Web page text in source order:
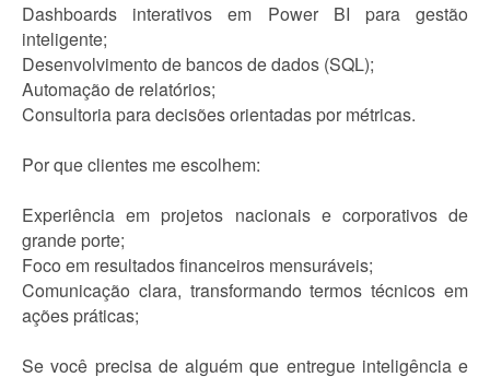
Dashboards interativos em Power BI para gestão
inteligente;
Desenvolvimento de bancos de dados (SQL);
Automação de relatórios;
Consultoria para decisões orientadas por métricas.
Por que clientes me escolhem:
Experiência em projetos nacionais e corporativos de
grande porte;
Foco em resultados financeiros mensuráveis;
Comunicação clara, transformando termos técnicos em
ações práticas;
Se você precisa de alguém que entregue inteligência e